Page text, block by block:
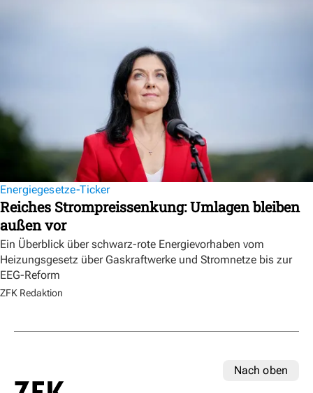
Energiegesetze-Ticker
Reiches Strompreissenkung: Umlagen bleiben
außen vor
Ein Überblick über schwarz-rote Energievorhaben vom
Heizungsgesetz über Gaskraftwerke und Stromnetze bis zur
EEG-Reform
ZFK Redaktion
Nach oben